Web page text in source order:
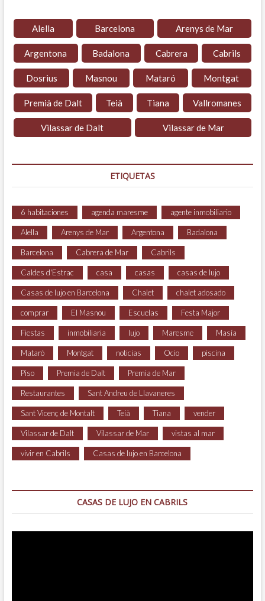
Alella Barcelona Arenys de Mar
Argentona Badalona Cabrera Cabrils
Dosrius Masnou Mataró Montgat
Premià de Dalt Teià Tiana Vallromanes
Vilassar de Dalt Vilassar de Mar
ETIQUETAS
6 habitaciones agenda maresme agente inmobiliario
Alella Arenys de Mar Argentona Badalona
Barcelona Cabrera de Mar Cabrils
Caldes d'Estrac casa casas casas de lujo
Casas de lujo en Barcelona Chalet chalet adosado
comprar El Masnou Escuelas Festa Major
Fiestas inmobiliaria lujo Maresme Masía
Mataró Montgat noticias Ocio piscina
Piso Premia de Dalt Premia de Mar
Restaurantes Sant Andreu de Llavaneres
Sant Vicenç de Montalt Teià Tiana vender
Vilassar de Dalt Vilassar de Mar vistas al mar
vivir en Cabrils Casas de lujo en Barcelona
CASAS DE LUJO EN CABRILS